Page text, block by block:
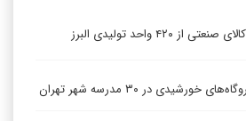
از ۴۲۰ واحد تولیدی البرز
خورشیدی در ۳۰ مدرسه شهر تهران